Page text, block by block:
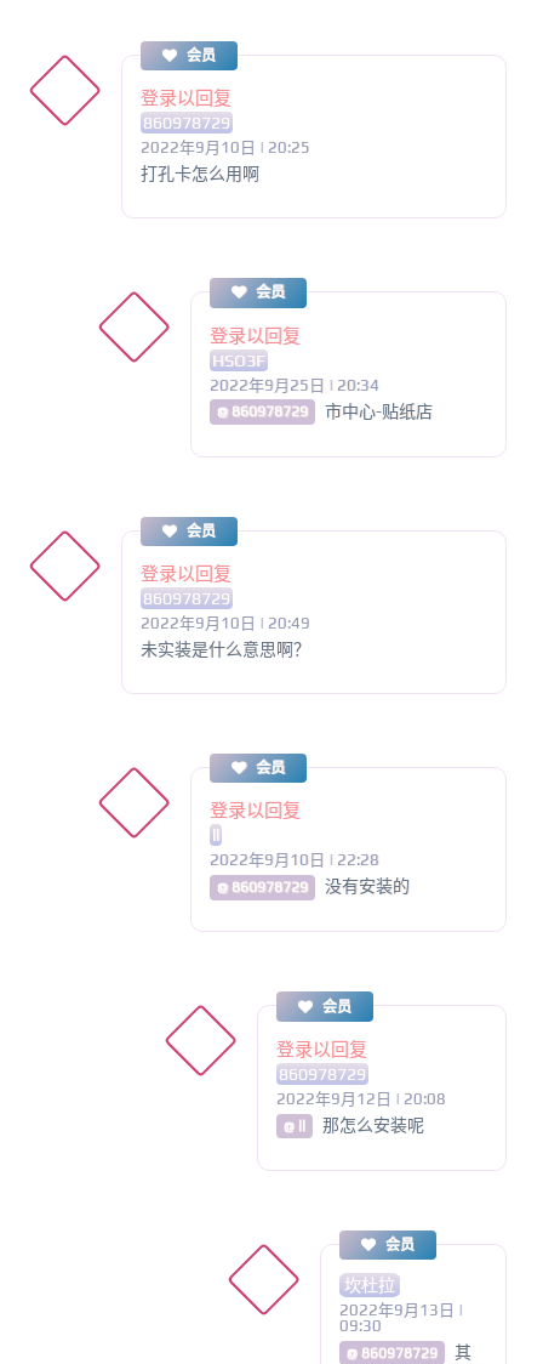
会员
登录以回复
860978729
2022年9月10日 | 20:25
打孔卡怎么用啊
会员
登录以回复
HSO3F
2022年9月25日 | 20:34
@ 860978729 市中心-贴纸店
会员
登录以回复
860978729
2022年9月10日 | 20:49
未实装是什么意思啊？
会员
登录以回复
ll
2022年9月10日 | 22:28
@ 860978729 没有安装的
会员
登录以回复
860978729
2022年9月12日 | 20:08
@ ll 那怎么安装呢
会员
坎杜拉
2022年9月13日 |
09:30
@ 860978729
其